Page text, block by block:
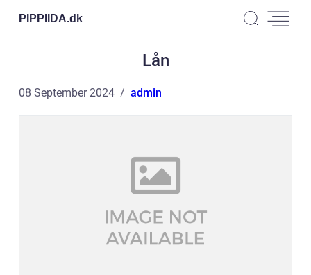
PIPPIIDA.dk
Lån
08 September 2024 admin